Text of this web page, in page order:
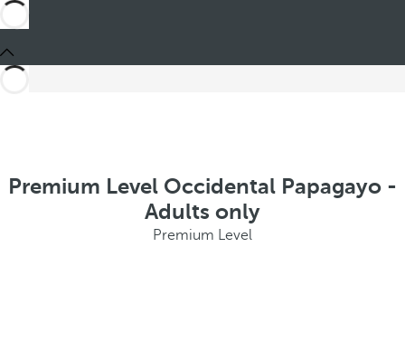
Premium Level Occidental Papagayo -
Adults only
Premium Level